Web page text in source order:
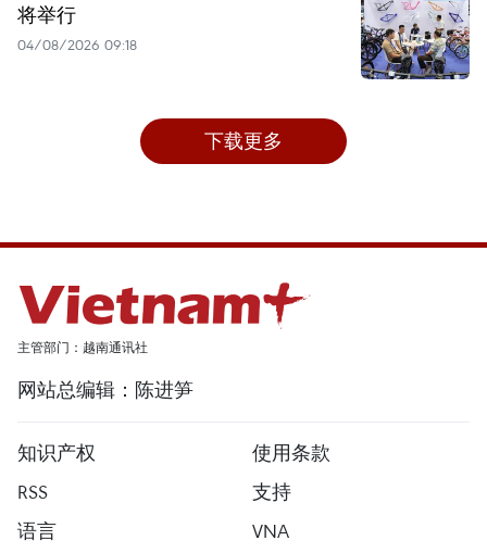
将举行
04/08/2026 09:18
下载更多
主管部门：越南通讯社
网站总编辑：陈进笋
知识产权
使用条款
RSS
支持
语言
VNA